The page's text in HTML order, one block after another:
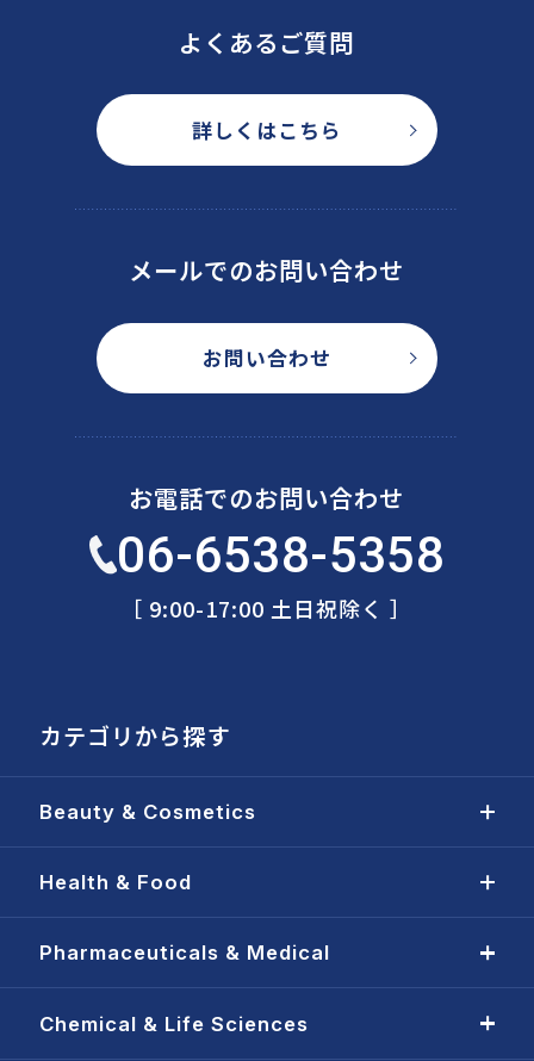
よくあるご質問
詳しくはこちら
メールでのお問い合わせ
お問い合わせ
お電話でのお問い合わせ
06-6538-5358
［ 9:00-17:00 土日祝除く ］
カテゴリから探す
Beauty & Cosmetics
Health & Food
Pharmaceuticals & Medical
Chemical & Life Sciences